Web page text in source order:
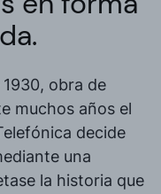
obra de
muchos años el
decide
una
la historia que